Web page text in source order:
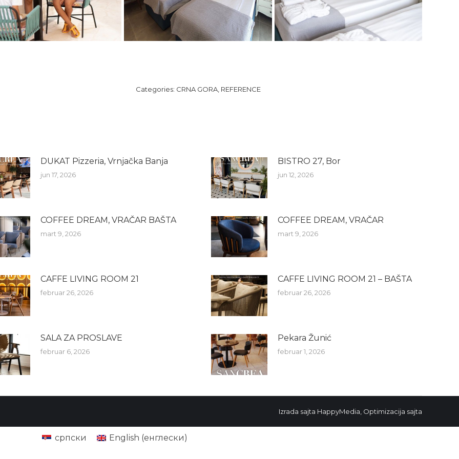
Categories: CRNA GORA, REFERENCE
DUKAT Pizzeria, Vrnjačka Banja
jun 17, 2026
BISTRO 27, Bor
jun 12, 2026
COFFEE DREAM, VRAČAR BAŠTA
mart 9, 2026
COFFEE DREAM, VRAČAR
mart 9, 2026
CAFFE LIVING ROOM 21
februar 26, 2026
CAFFE LIVING ROOM 21 – BAŠTA
februar 26, 2026
SALA ZA PROSLAVE
februar 6, 2026
Pekara Žunić
februar 1, 2026
Izrada sajta HappyMedia, Optimizacija sajta
српски English (енглески)